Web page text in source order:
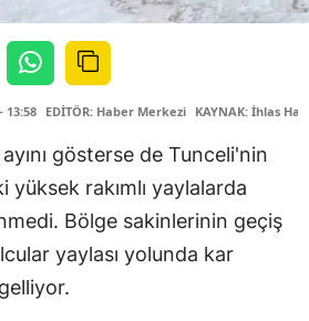
13:58 EDİTÖR: Haber Merkezi KAYNAK: İhlas
gösterse de Tunceli'nin
yüksek rakımlı yaylalarda
Bölge sakinlerinin geçiş
yaylası yolunda kar